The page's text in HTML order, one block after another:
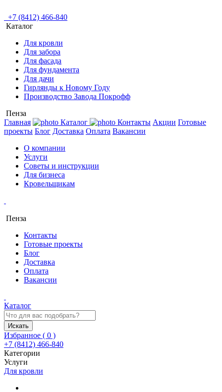
+7 (8412) 466-840
Каталог
Для кровли
Для забора
Для фасада
Для фундамента
Для дачи
Гирлянды к Новому Году
Производство Завода Покрофф
Пенза
Главная
Каталог Контакты Акции Готовые
проекты Блог Доставка Оплата Вакансии
О компании
Услуги
Советы и инструкции
Для бизнеса
Кровельщикам
Пенза
Контакты
Готовые проекты
Блог
Доставка
Оплата
Вакансии
Каталог
Искать
Избранное ( 0 )
+7 (8412) 466-840
Категории
Услуги
Для кровли